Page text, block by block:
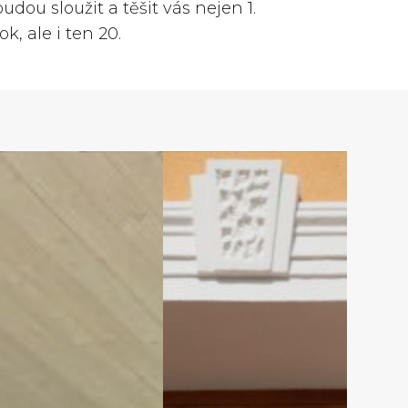
sloužit a těšit vás nejen 1.
ale i ten 20.